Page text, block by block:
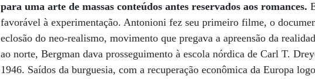
para uma arte de massas conteúdos antes reservados aos romances.
favorável à experimentação. Antonioni fez seu primeiro filme, o
eclosão do neo-realismo, movimento que pregava a apreensão da
ao norte, Bergman dava prosseguimento à escola nórdica de Carl T.
1946. Saídos da burguesia, com a recuperação econômica da Europa